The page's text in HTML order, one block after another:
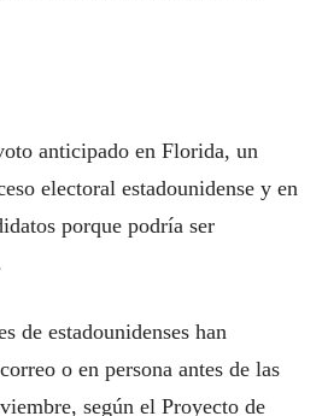
anticipado en Florida, un
electoral estadounidense y en
porque podría ser
de estadounidenses han
o en persona antes de las
según el Proyecto de